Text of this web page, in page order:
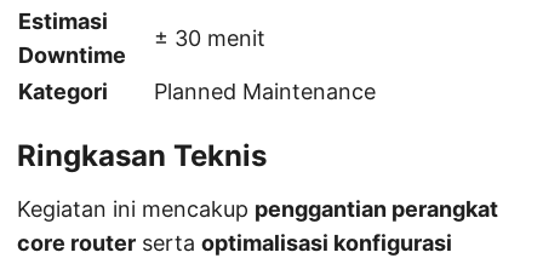
Estimasi
Downtime
± 30 menit
Kategori Planned Maintenance
Ringkasan Teknis
Kegiatan ini mencakup penggantian perangkat
core router serta optimalisasi konfigurasi